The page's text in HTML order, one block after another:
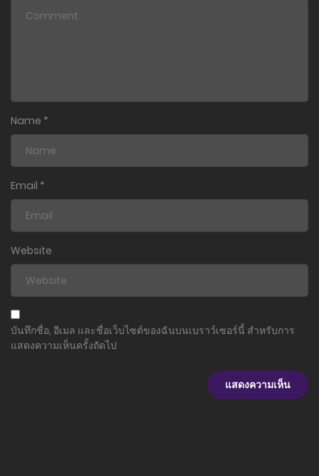
ตอนที่ 50
ตอนที่ 49.2
22 ธันวาคม 2024
ตอนที่ 49
10 พฤศจิกายน 2024
ตอนที่ 48.2
6 กันยายน 2024
ตอนที่ 48
9 สิงหาคม 2024
Name *
Email *
Website
บันทึกชื่อ, อีเมล และชื่อเว็บไซต์ของฉันบนเบราว์เซอร์นี้ สำหรับการ
แสดงความเห็นครั้งถัดไป